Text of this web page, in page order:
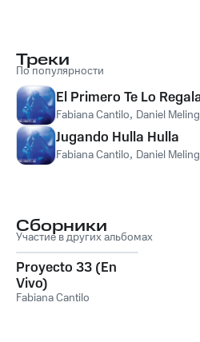
Треки
По популярности
El Primero Te Lo
Fabiana Cantilo, Daniel
Jugando Hulla Hulla
Fabiana Cantilo, Daniel
Сборники
Участие в других альбомах
Proyecto 33 (En
Vivo)
Fabiana Cantilo